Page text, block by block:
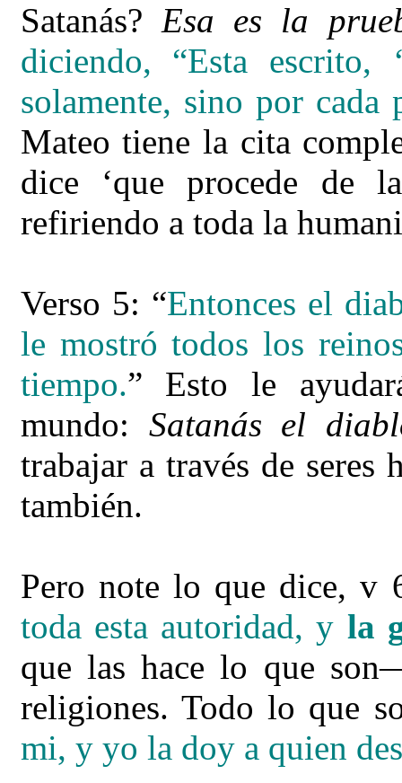
Satanás? Esa es la
diciendo, “Esta
solamente, sino por cada
Mateo tiene la cita
dice ‘que procede de
refiriendo a toda la
Verso 5: “Entonces el
le mostró todos los
tiempo.” Esto le
mundo: Satanás el
trabajar a través de seres
también.
Pero note lo que dice, v
toda esta autoridad, y la
que las hace lo que
religiones. Todo lo que
mi, y yo la doy a quien